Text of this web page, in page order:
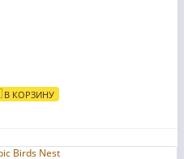
В КОРЗИНУ